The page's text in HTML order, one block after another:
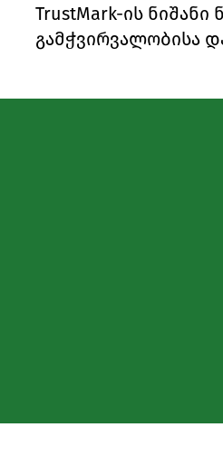
TrustMark-ის
გამჭვირვალობისა